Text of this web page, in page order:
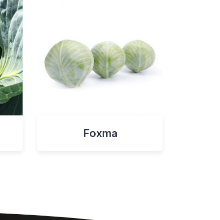
Foxma